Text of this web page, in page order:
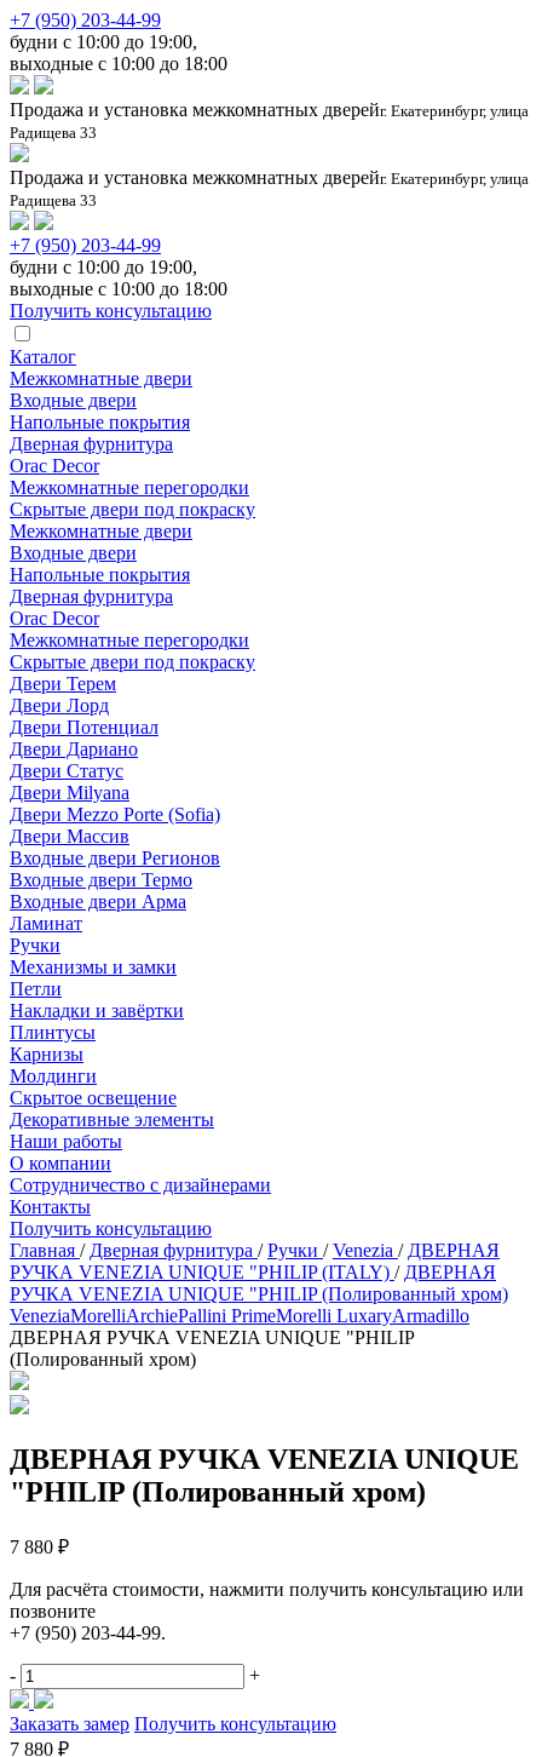
+7 (950) 203-44-99
будни с 10:00 до 19:00,
выходные с 10:00 до 18:00
Продажа и установка межкомнатных дверейг. Екатеринбург, улица
Радищева 33
Продажа и установка межкомнатных дверейг. Екатеринбург, улица
Радищева 33
+7 (950) 203-44-99
будни с 10:00 до 19:00,
выходные с 10:00 до 18:00
Получить консультацию
Каталог
Межкомнатные двери
Входные двери
Напольные покрытия
Дверная фурнитура
Orac Decor
Межкомнатные перегородки
Скрытые двери под покраскy
Межкомнатные двери
Входные двери
Напольные покрытия
Дверная фурнитура
Orac Decor
Межкомнатные перегородки
Скрытые двери под покраскy
Двери Терем
Двери Лорд
Двери Потенциал
Двери Дариано
Двери Статус
Двери Milyana
Двери Mezzo Porte (Sofia)
Двери Массив
Входные двери Регионов
Входные двери Термо
Входные двери Арма
Ламинат
Ручки
Механизмы и замки
Петли
Накладки и завёртки
Плинтусы
Карнизы
Молдинги
Скрытое освещение
Декоративные элементы
Наши работы
О компании
Сотрудничество с дизайнерами
Контакты
Получить консультацию
Главная / Дверная фурнитура /Ручки /Venezia / ДВЕРНАЯ
РУЧКА VENEZIA UNIQUE "PHILIP (ITALY) / ДВЕРНАЯ
РУЧКА VENEZIA UNIQUE "PHILIP (Полированный хром)
VeneziaMorelliArchiePallini PrimeMorelli LuxaryArmadillo
ДВЕРНАЯ РУЧКА VENEZIA UNIQUE "PHILIP
(Полированный хром)
ДВЕРНАЯ РУЧКА VENEZIA UNIQUE
"PHILIP (Полированный хром)
7 880 ₽
Для расчёта стоимости, нажмити получить консультацию или
позвоните
+7 (950) 203-44-99.
- +
Заказать замер Получить консультацию
7 880 ₽